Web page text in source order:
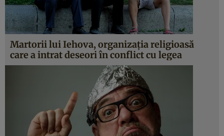
Martorii lui Iehova, organizația religioasă
care a intrat deseori în conflict cu legea